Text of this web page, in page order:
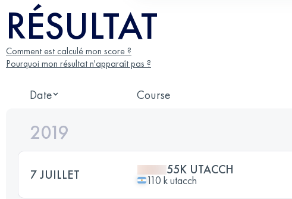
RÉSULTAT
Comment est calculé mon score ?
Pourquoi mon résultat n'apparaît pas ?
Date Course
2019
7 JUILLET 55K UTACCH
110 k utacch